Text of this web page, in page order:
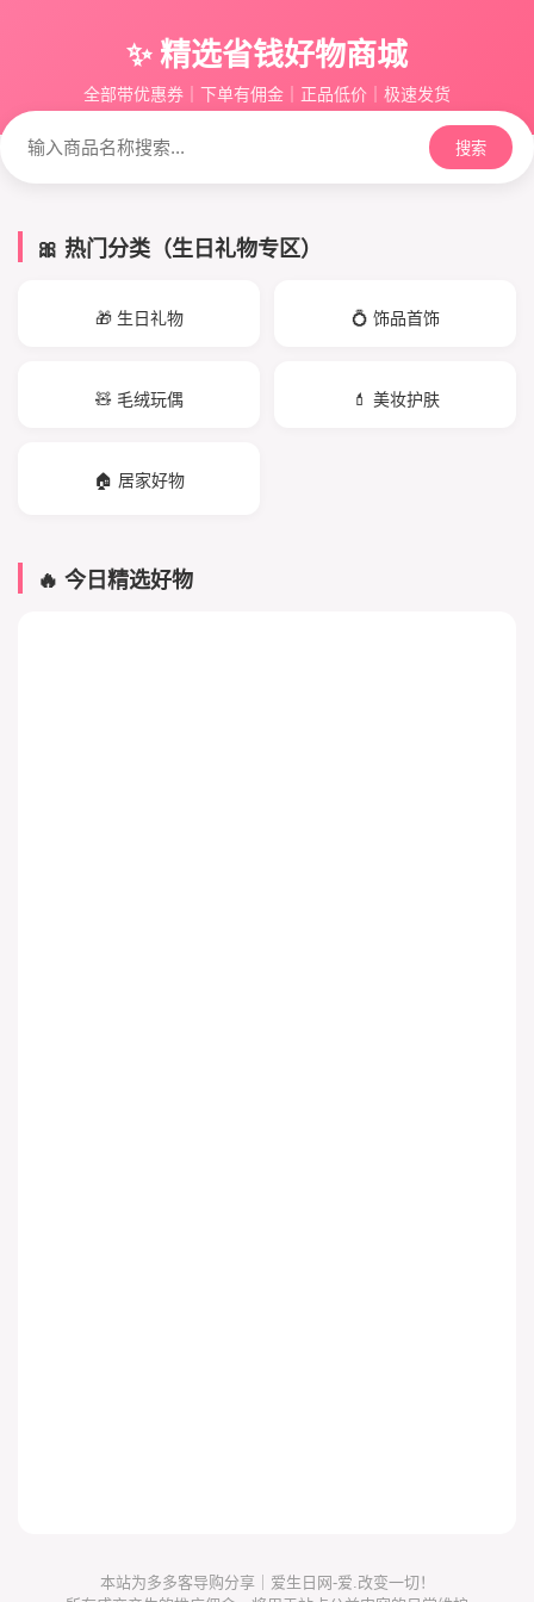
✨ 精选省钱好物商城
全部带优惠券｜下单有佣金｜正品低价｜极速发货
搜索
🎀 热门分类（生日礼物专区）
🎁 生日礼物 💍 饰品首饰
🧸 毛绒玩偶 💄 美妆护肤
🏠 居家好物
🔥 今日精选好物
本站为多多客导购分享｜爱生日网-爱.改变一切！